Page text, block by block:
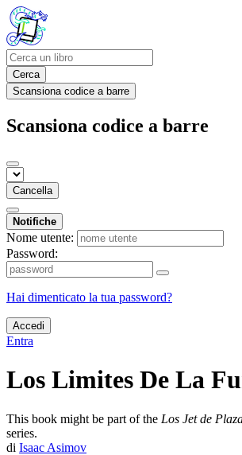
Cerca
Scansiona codice a barre
Scansiona codice a barre
Cancella
Notifiche
Nome utente:
Password:
Hai dimenticato la tua password?
Accedi
Entra
Los Limites De La
This book might be part of the Los Jet de
series.
di Isaac Asimov